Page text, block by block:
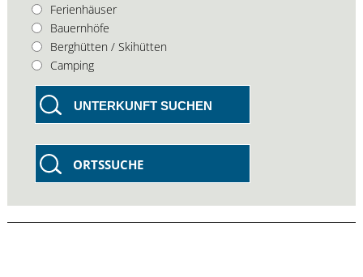
Ferienhäuser
Bauernhöfe
Berghütten / Skihütten
Camping
UNTERKUNFT SUCHEN
ORTSSUCHE